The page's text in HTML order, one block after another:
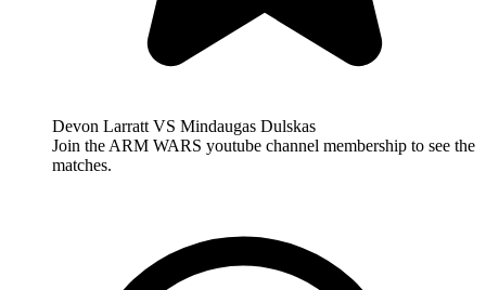
Devon Larratt VS Mindaugas Dulskas
Join the ARM WARS youtube channel membership to see the
matches.